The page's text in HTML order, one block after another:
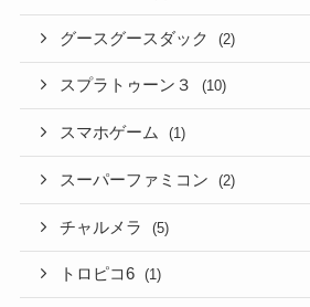
グースグースダック (2)
スプラトゥーン３ (10)
スマホゲーム (1)
スーパーファミコン (2)
チャルメラ (5)
トロピコ6 (1)